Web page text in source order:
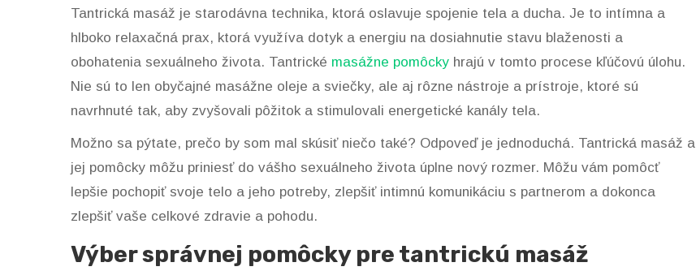
Tantrická masáž je starodávna technika, ktorá oslavuje spojenie tela a ducha. Je to intímna a
hlboko relaxačná prax, ktorá využíva dotyk a energiu na dosiahnutie stavu blaženosti a
obohatenia sexuálneho života. Tantrické masážne pomôcky hrajú v tomto procese kľúčovú úlohu.
Nie sú to len obyčajné masážne oleje a sviečky, ale aj rôzne nástroje a prístroje, ktoré sú
navrhnuté tak, aby zvyšovali pôžitok a stimulovali energetické kanály tela.
Možno sa pýtate, prečo by som mal skúsiť niečo také? Odpoveď je jednoduchá. Tantrická masáž a
jej pomôcky môžu priniesť do vášho sexuálneho života úplne nový rozmer. Môžu vám pomôcť
lepšie pochopiť svoje telo a jeho potreby, zlepšiť intimnú komunikáciu s partnerom a dokonca
zlepšiť vaše celkové zdravie a pohodu.
Výber správnej pomôcky pre tantrickú masáž